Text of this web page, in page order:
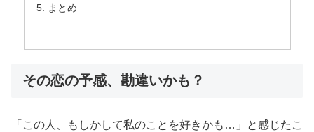
まとめ
その恋の予感、勘違いかも？
「この人、もしかして私のことを好きかも…」と感じたこ